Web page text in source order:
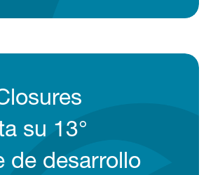
su 13°
de desarrollo